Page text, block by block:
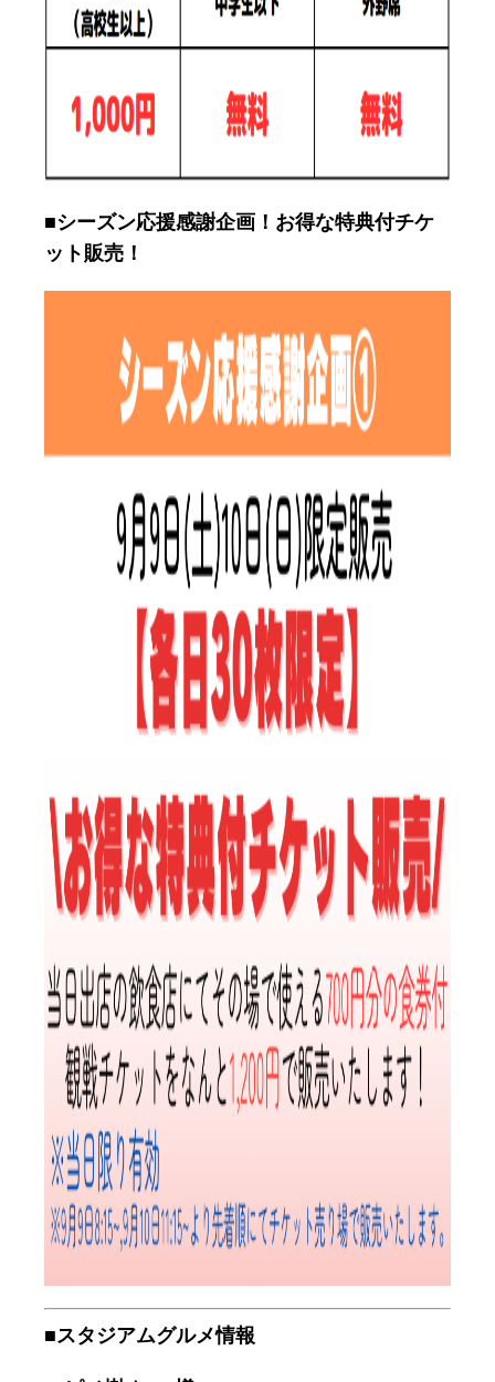
■シーズン応援感謝企画！お得な特典付チケ
ット販売！
■スタジアムグルメ情報